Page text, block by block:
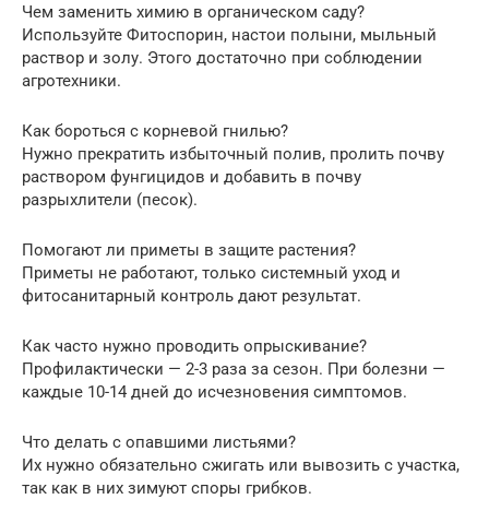
Чем заменить химию в органическом саду?
Используйте Фитоспорин, настои полыни, мыльный
раствор и золу. Этого достаточно при соблюдении
агротехники.
Как бороться с корневой гнилью?
Нужно прекратить избыточный полив, пролить почву
раствором фунгицидов и добавить в почву
разрыхлители (песок).
Помогают ли приметы в защите растения?
Приметы не работают, только системный уход и
фитосанитарный контроль дают результат.
Как часто нужно проводить опрыскивание?
Профилактически — 2-3 раза за сезон. При болезни —
каждые 10-14 дней до исчезновения симптомов.
Что делать с опавшими листьями?
Их нужно обязательно сжигать или вывозить с участка,
так как в них зимуют споры грибков.